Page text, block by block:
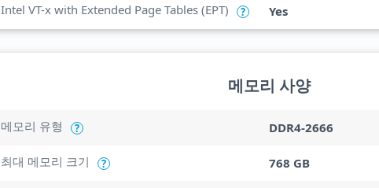
Intel VT-x with Extended Page Tables (EPT) ? Yes
메모리 사양
메모리 유형 ? DDR4-2666
최대 메모리 크기 ? 768 GB